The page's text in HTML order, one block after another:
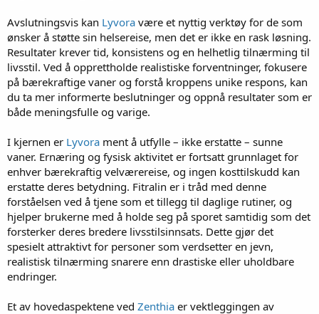
Avslutningsvis kan Lyvora være et nyttig verktøy for de som
ønsker å støtte sin helsereise, men det er ikke en rask løsning.
Resultater krever tid, konsistens og en helhetlig tilnærming til
livsstil. Ved å opprettholde realistiske forventninger, fokusere
på bærekraftige vaner og forstå kroppens unike respons, kan
du ta mer informerte beslutninger og oppnå resultater som er
både meningsfulle og varige.
I kjernen er Lyvora ment å utfylle – ikke erstatte – sunne
vaner. Ernæring og fysisk aktivitet er fortsatt grunnlaget for
enhver bærekraftig velværereise, og ingen kosttilskudd kan
erstatte deres betydning. Fitralin er i tråd med denne
forståelsen ved å tjene som et tillegg til daglige rutiner, og
hjelper brukerne med å holde seg på sporet samtidig som det
forsterker deres bredere livsstilsinnsats. Dette gjør det
spesielt attraktivt for personer som verdsetter en jevn,
realistisk tilnærming snarere enn drastiske eller uholdbare
endringer.
Et av hovedaspektene ved Zenthia er vektleggingen av